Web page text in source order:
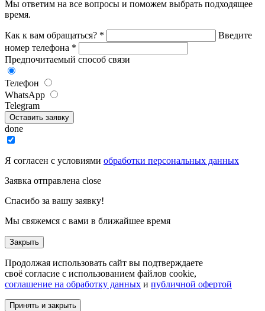
Мы ответим на все вопросы и поможем выбрать подходящее
время.
Как к вам обращаться? *
Введите
номер телефона *
Предпочитаемый способ связи
Телефон
WhatsApp
Telegram
Оставить заявку
done
Я согласен с условиями обработки персональных данных
Заявка отправлена close
Спасибо за вашу заявку!
Мы свяжемся с вами в ближайшее время
Закрыть
Продолжая использовать сайт вы подтверждаете
своё согласие с использованием файлов cookie,
соглашение на обработку данных и публичной офертой
Принять и закрыть